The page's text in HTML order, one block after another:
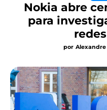
Nokia abre
para
por Alexandre